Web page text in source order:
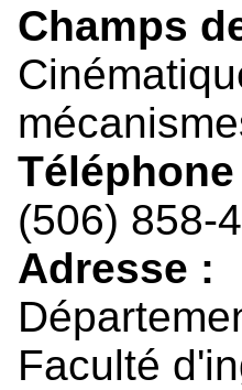
Champs
Téléphone
(506) 858-
Adresse :
Faculté